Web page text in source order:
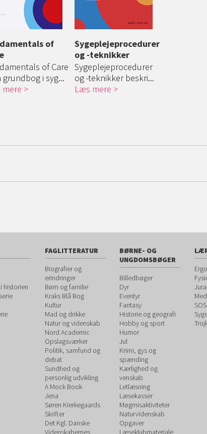
nære Sygeplejeprocedurer
og -teknikker
Sygeplejeprocedurer
og -teknikker beskri...
Tværprofessionelt
og tværsektorielt
samarbejde i
sundhedsvæsenet
of
of Care
grundbog i syg...
Sygeplejeprocedurer
og -teknikker
Sygeplejeprocedurer
og -teknikker beskri...
Læs mere
historien
FAGLITTERATUR
Biografier og
erindringer
Børn og familie
Kraks Blå Bog
Kultur
Mad og drikke
Natur og videnskab
Nord Academic
Opslagsværker
Politik, samfund og
debat
Sundhed og
personlig udvikling
A Mock Book
Jena
Søren Kierkegaards
Skrifter
Det Kgl. Danske
Videnskabernes
BØRNE- OG
UNGDOMSBØGER
Billedbøger
Dyr
Eventyr
Fantasy
Historie og geografi
Hobby og sport
Humor
Jul
Krimi, gys og
spænding
Kærlighed og
venskab
Letlæsning
Læsekasser
Møgmisaktiviteter
Naturvidenskab
Opgaver
Læseklubmateriale